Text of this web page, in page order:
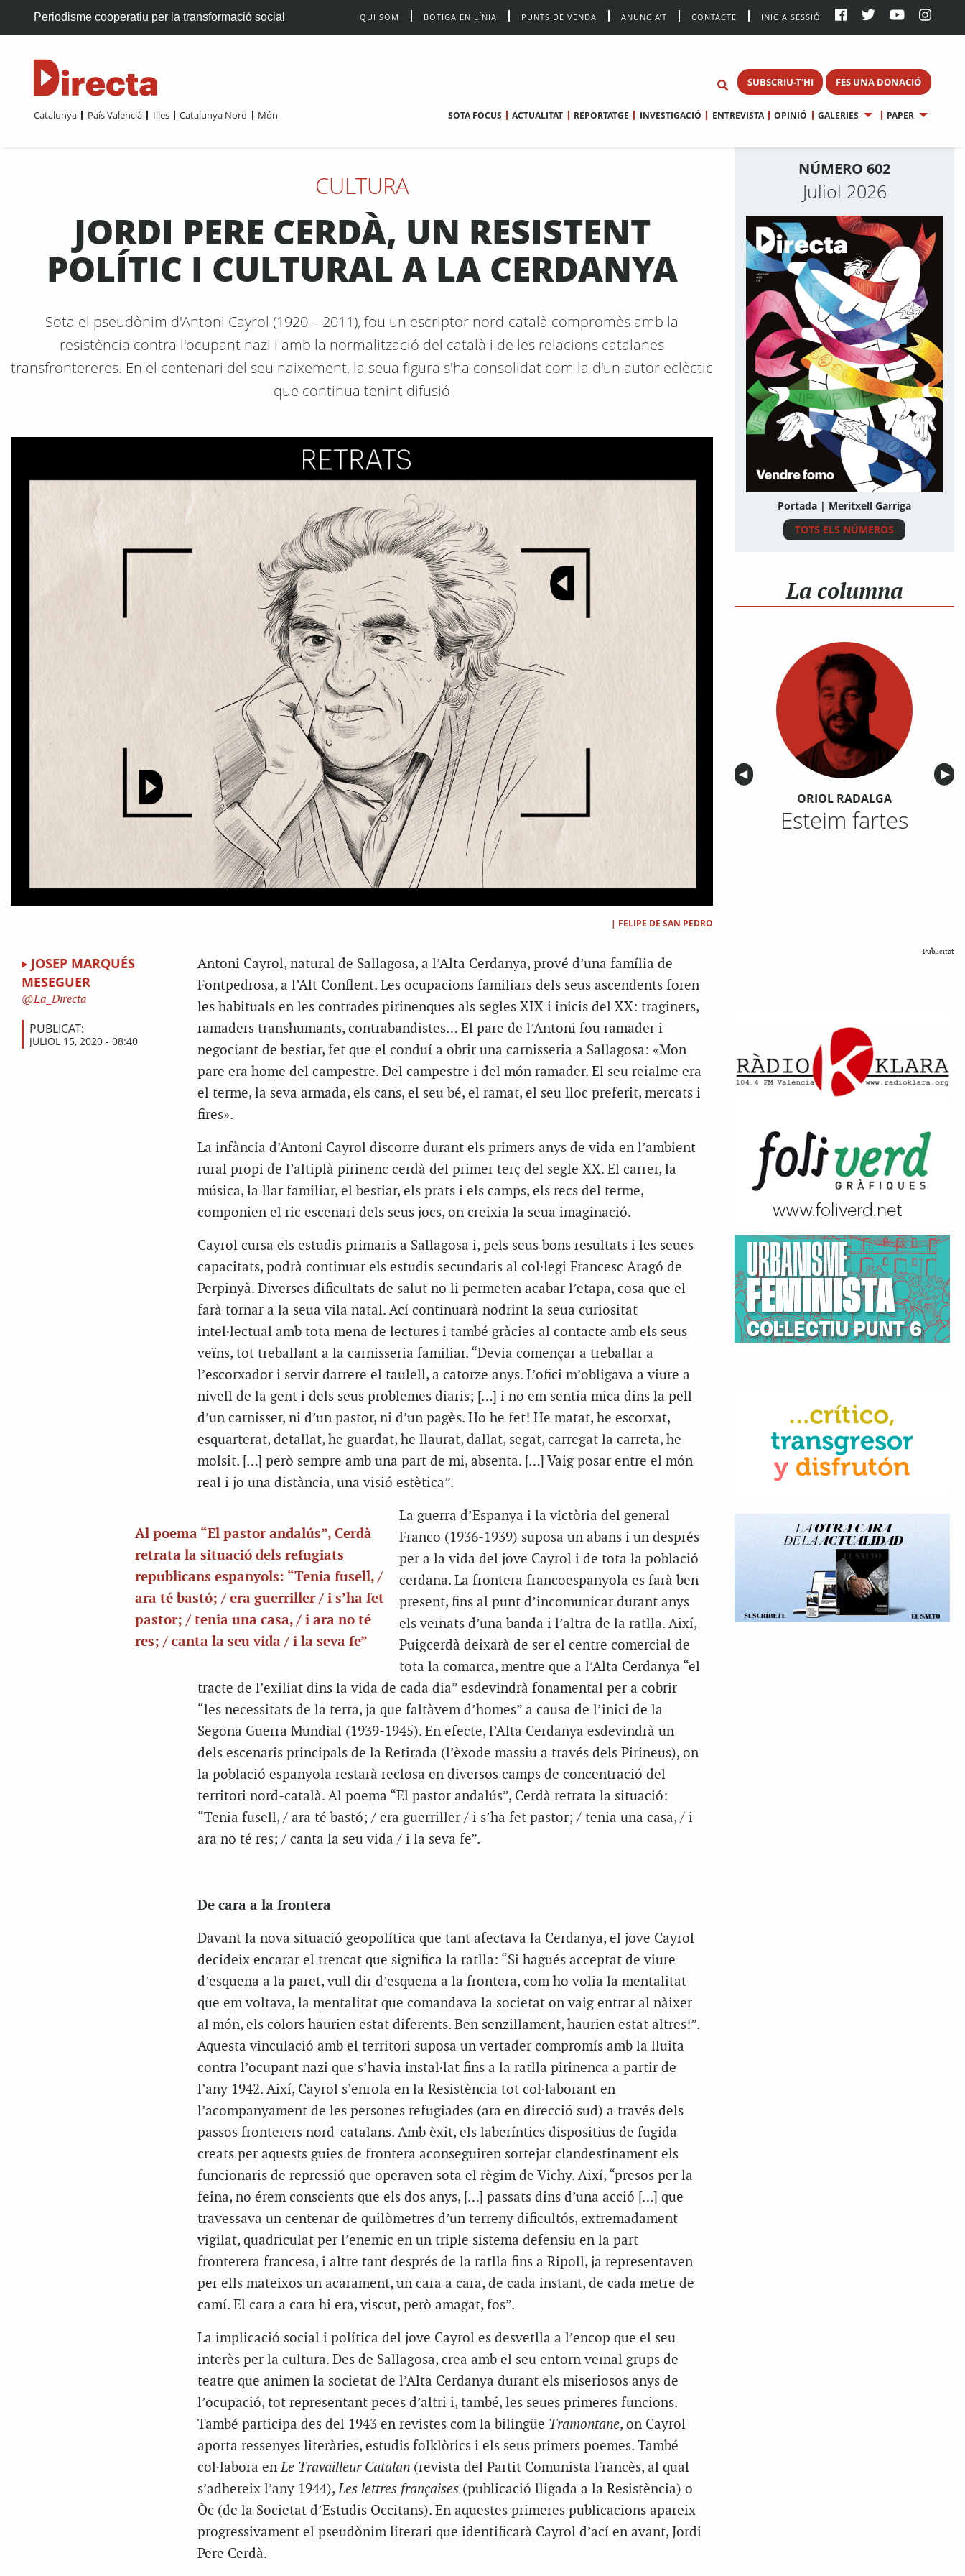
Periodisme cooperatiu per la transformació social QUI SOM BOTIGA EN LÍNIA PUNTS DE VENDA ANUNCIA’T CONTACTE INICIA SESSIÓ
SUBSCRIU-T'HI FES UNA DONACIÓ
Catalunya País Valencià Illes Catalunya Nord Món SOTA FOCUS ACTUALITAT REPORTATGE INVESTIGACIÓ ENTREVISTA OPINIÓ GALERIES PAPER
CULTURA
JORDI PERE CERDÀ, UN RESISTENT
POLÍTIC I CULTURAL A LA CERDANYA
Sota el pseudònim d'Antoni Cayrol (1920 – 2011), fou un escriptor nord-català compromès amb la
resistència contra l'ocupant nazi i amb la normalització del català i de les relacions catalanes
transfrontereres. En el centenari del seu naixement, la seua figura s'ha consolidat com la d'un autor eclèctic
que continua tenint difusió
| FELIPE DE SAN PEDRO
JOSEP MARQUÉS
MESEGUER
La_Directa
PUBLICAT:
JULIOL 15, 2020 - 08:40
Antoni Cayrol, natural de Sallagosa, a l’Alta Cerdanya, prové d’una família de
Fontpedrosa, a l’Alt Conflent. Les ocupacions familiars dels seus ascendents foren
les habituals en les contrades pirinenques als segles XIX i inicis del XX: traginers,
ramaders transhumants, contrabandistes… El pare de l’Antoni fou ramader i
negociant de bestiar, fet que el conduí a obrir una carnisseria a Sallagosa: «Mon
pare era home del campestre. Del campestre i del món ramader. El seu reialme era
el terme, la seva armada, els cans, el seu bé, el ramat, el seu lloc preferit, mercats i
fires».
La infància d’Antoni Cayrol discorre durant els primers anys de vida en l’ambient
rural propi de l’altiplà pirinenc cerdà del primer terç del segle XX. El carrer, la
música, la llar familiar, el bestiar, els prats i els camps, els recs del terme,
componien el ric escenari dels seus jocs, on creixia la seua imaginació.
Cayrol cursa els estudis primaris a Sallagosa i, pels seus bons resultats i les seues
capacitats, podrà continuar els estudis secundaris al col·legi Francesc Aragó de
Perpinyà. Diverses dificultats de salut no li permeten acabar l’etapa, cosa que el
farà tornar a la seua vila natal. Ací continuarà nodrint la seua curiositat
intel·lectual amb tota mena de lectures i també gràcies al contacte amb els seus
veïns, tot treballant a la carnisseria familiar. “Devia començar a treballar a
l’escorxador i servir darrere el taulell, a catorze anys. L’ofici m’obligava a viure a
nivell de la gent i dels seus problemes diaris; […] i no em sentia mica dins la pell
d’un carnisser, ni d’un pastor, ni d’un pagès. Ho he fet! He matat, he escorxat,
esquarterat, detallat, he guardat, he llaurat, dallat, segat, carregat la carreta, he
molsit. […] però sempre amb una part de mi, absenta. […] Vaig posar entre el món
real i jo una distància, una visió estètica”.
Al poema “El pastor andalús”, Cerdà
retrata la situació dels refugiats
republicans espanyols: “Tenia fusell, /
ara té bastó; / era guerriller / i s’ha fet
pastor; / tenia una casa, / i ara no té
res; / canta la seu vida / i la seva fe”
La guerra d’Espanya i la victòria del general
Franco (1936-1939) suposa un abans i un després
per a la vida del jove Cayrol i de tota la població
cerdana. La frontera francoespanyola es farà ben
present, fins al punt d’incomunicar durant anys
els veïnats d’una banda i l’altra de la ratlla. Així,
Puigcerdà deixarà de ser el centre comercial de
tota la comarca, mentre que a l’Alta Cerdanya “el
tracte de l’exiliat dins la vida de cada dia” esdevindrà fonamental per a cobrir
“les necessitats de la terra, ja que faltàvem d’homes” a causa de l’inici de la
Segona Guerra Mundial (1939-1945). En efecte, l’Alta Cerdanya esdevindrà un
dels escenaris principals de la Retirada (l’èxode massiu a través dels Pirineus), on
la població espanyola restarà reclosa en diversos camps de concentració del
territori nord-català. Al poema “El pastor andalús”, Cerdà retrata la situació:
“Tenia fusell, / ara té bastó; / era guerriller / i s’ha fet pastor; / tenia una casa, / i
ara no té res; / canta la seu vida / i la seva fe”.
De cara a la frontera
Davant la nova situació geopolítica que tant afectava la Cerdanya, el jove Cayrol
decideix encarar el trencat que significa la ratlla: “Si hagués acceptat de viure
d’esquena a la paret, vull dir d’esquena a la frontera, com ho volia la mentalitat
que em voltava, la mentalitat que comandava la societat on vaig entrar al nàixer
al món, els colors haurien estat diferents. Ben senzillament, haurien estat altres!”.
Aquesta vinculació amb el territori suposa un vertader compromís amb la lluita
contra l’ocupant nazi que s’havia instal·lat fins a la ratlla pirinenca a partir de
l’any 1942. Així, Cayrol s’enrola en la Resistència tot col·laborant en
l’acompanyament de les persones refugiades (ara en direcció sud) a través dels
passos fronterers nord-catalans. Amb èxit, els laberíntics dispositius de fugida
creats per aquests guies de frontera aconseguiren sortejar clandestinament els
funcionaris de repressió que operaven sota el règim de Vichy. Així, “presos per la
feina, no érem conscients que els dos anys, […] passats dins d’una acció […] que
travessava un centenar de quilòmetres d’un terreny dificultós, extremadament
vigilat, quadriculat per l’enemic en un triple sistema defensiu en la part
fronterera francesa, i altre tant després de la ratlla fins a Ripoll, ja representaven
per ells mateixos un acarament, un cara a cara, de cada instant, de cada metre de
camí. El cara a cara hi era, viscut, però amagat, fos”.
La implicació social i política del jove Cayrol es desvetlla a l’encop que el seu
interès per la cultura. Des de Sallagosa, crea amb el seu entorn veïnal grups de
teatre que animen la societat de l’Alta Cerdanya durant els miseriosos anys de
l’ocupació, tot representant peces d’altri i, també, les seues primeres funcions.
També participa des del 1943 en revistes com la bilingüe Tramontane, on Cayrol
aporta ressenyes literàries, estudis folklòrics i els seus primers poemes. També
col·labora enLe Travailleur Catalan(revista del Partit Comunista Francès, al qual
s’adhereix l’any 1944),Les lettres françaises(publicació lligada a la Resistència) o
Òc (de la Societat d’Estudis Occitans). En aquestes primeres publicacions apareix
progressivament el pseudònim literari que identificarà Cayrol d’ací en avant, Jordi
Pere Cerdà.
NÚMERO 602
Juliol 2026
Portada | Meritxell Garriga
TOTS ELS NÚMEROS
La columna
Anterior
◀︎ ▶︎
ORIOL RADALGA
Esteim fartes
Publicitat